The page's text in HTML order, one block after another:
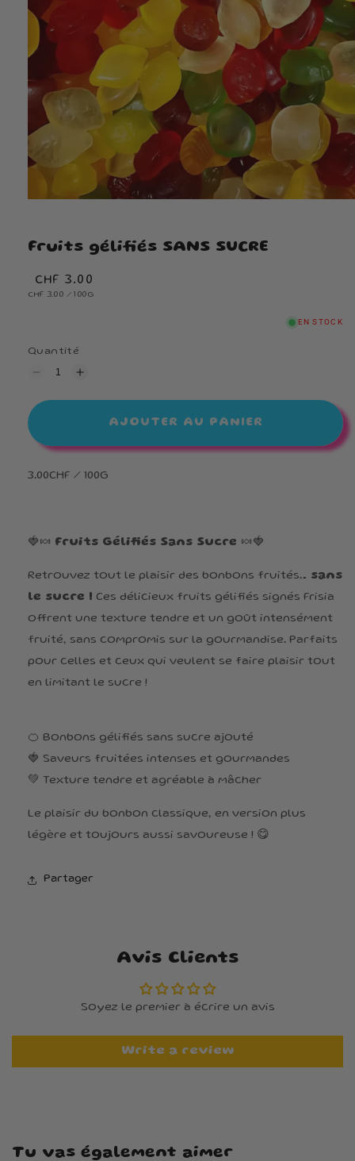
Fruits gélifiés SANS SUCRE
Prix
habituel
CHF 3.00
PRIX
CHF 3.00 / PAR
100G
EN STOCK
Quantité
Réduire
quantité
SANS
Augmenter
quantité
SANS
AJOUTER AU PANIER
3.00CHF / 100G
🍓🍬 Fruits Gélifiés Sans Sucre 🍬🍓
Retrouvez tout le plaisir des bonbons fruités… sans
le sucre ! Ces délicieux fruits gélifiés signés Frisia
offrent une texture tendre et un goût intensément
fruité, sans compromis sur la gourmandise. Parfaits
pour celles et ceux qui veulent se faire plaisir tout
en limitant le sucre !
🍊 Bonbons gélifiés sans sucre ajouté
🍓 Saveurs fruitées intenses et gourmandes
💚 Texture tendre et agréable à mâcher
Le plaisir du bonbon classique, en version plus
légère et toujours aussi savoureuse ! 😋
Partager
Avis Clients
Soyez le premier à écrire un avis
Write a review
Tu vas également aimer